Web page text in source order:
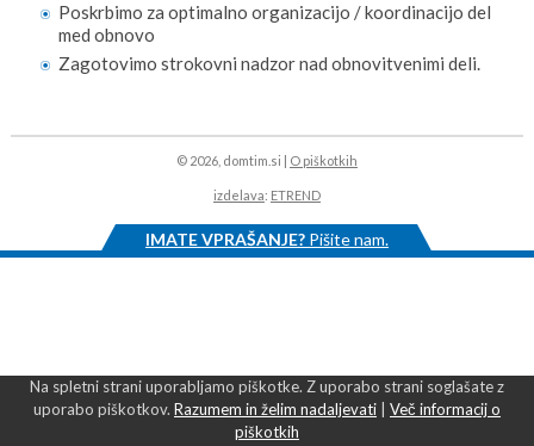
Poskrbimo za optimalno organizacijo / koordinacijo del
med obnovo
Zagotovimo strokovni nadzor nad obnovitvenimi deli.
© 2026, domtim.si | O piškotkih
izdelava: ETREND
IMATE VPRAŠANJE?Pišite nam.
Na spletni strani uporabljamo piškotke. Z uporabo strani soglašate z
uporabo piškotkov. Razumem in želim nadaljevati
Več informacij o
piškotkih